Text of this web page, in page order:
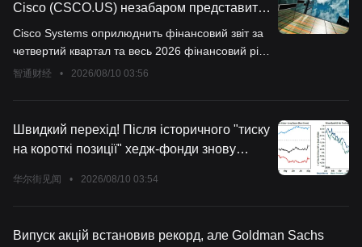
Cisco (CSCO.US) незабаром представить
ключову відповідь щодо "AI-
трансформації", мережева діяльність у
центрі уваги
Cisco Systems оприлюднить фінансовий звіт за
четвертий квартал та весь 2026 фінансовий рік
після закриття біржі у середу, 12 серпня.
智通财经 • 2026/08/10 03:56
Швидкий перехід! Після історичного "тиску
на короткі позиції" хедж-фонди знову
华尔街见闻 • 2026/08/10 03:54
Випуск акцій встановив рекорд, але Goldman Sachs